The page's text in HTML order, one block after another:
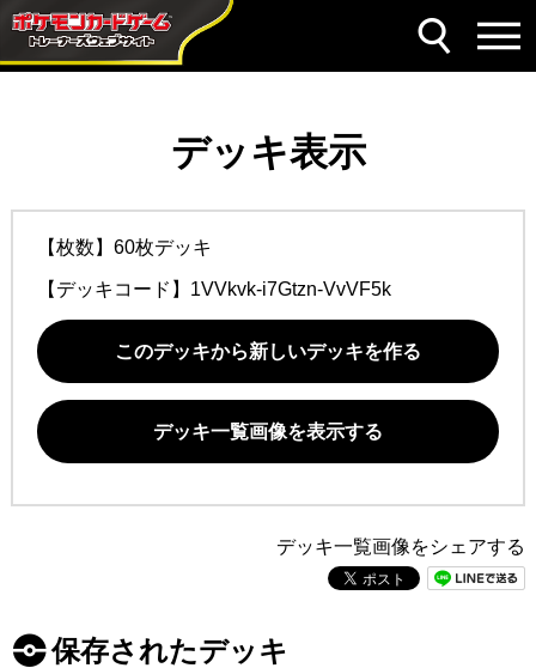
デッキ表示
【枚数】60枚デッキ
【デッキコード】 1VVkvk-i7Gtzn-VvVF5k
このデッキから新しいデッキを作る
デッキ一覧画像を表示する
デッキ一覧画像をシェアする
保存されたデッキ